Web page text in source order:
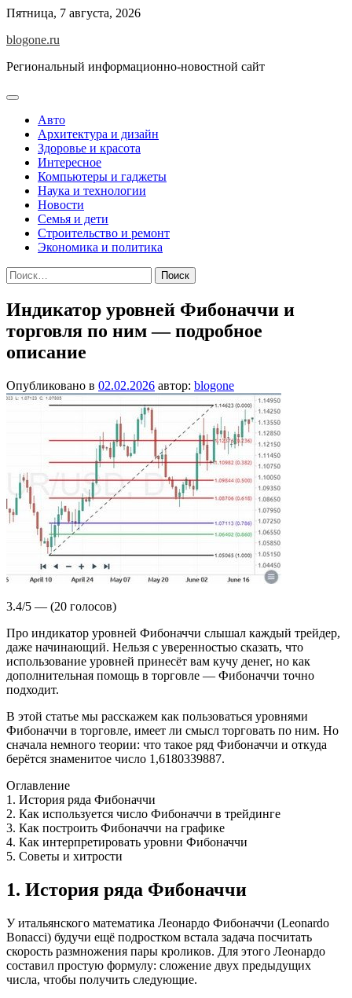
Перейти
содержимому
Пятница, 7 августа, 2026
blogone.ru
Региональный информационно-новостной сайт
Авто
Архитектура и дизайн
Здоровье и красота
Интересное
Компьютеры и гаджеты
Наука и технологии
Новости
Семья и дети
Строительство и ремонт
Экономика и политика
Найти:
Индикатор уровней Фибоначчи и
торговля по ним — подробное
описание
Опубликовано в 02.02.2026 автор: blogone
3.4/5 — (20 голосов)
Про индикатор уровней Фибоначчи слышал каждый трейдер,
даже начинающий. Нельзя с уверенностью сказать, что
использование уровней принесёт вам кучу денег, но как
дополнительная помощь в торговле — Фибоначчи точно
подходит.
В этой статье мы расскажем как пользоваться уровнями
Фибоначчи в торговле, имеет ли смысл торговать по ним. Но
сначала немного теории: что такое ряд Фибоначчи и откуда
берётся знаменитое число 1,6180339887.
Оглавление
1. История ряда Фибоначчи
2. Как используется число Фибоначчи в трейдинге
3. Как построить Фибоначчи на графике
4. Как интерпретировать уровни Фибоначчи
5. Советы и хитрости
1. История ряда Фибоначчи
У итальянского математика Леонардо Фибоначчи (Leonardo
Bonacci) будучи ещё подростком встала задача посчитать
скорость размножения пары кроликов. Для этого Леонардо
составил простую формулу: сложение двух предыдущих
числа, чтобы получить следующие.